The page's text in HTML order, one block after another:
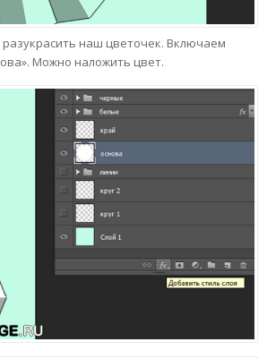
наш цветочек. Включаем
Можно наложить цвет.